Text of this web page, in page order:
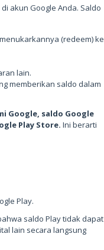
akun Google Anda. Saldo
(redeem) ke
lain.
memberikan saldo dalam
Google, saldo Google
Play Store. Ini berarti
Play.
saldo Play tidak dapat
lain secara langsung